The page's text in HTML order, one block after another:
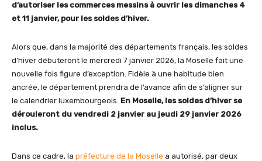
d’autoriser les commerces messins à ouvrir les dimanches 4
et 11 janvier, pour les soldes d’hiver.
Alors que, dans la majorité des départements français, les soldes
d’hiver débuteront le mercredi 7 janvier 2026, la Moselle fait une
nouvelle fois figure d’exception. Fidèle à une habitude bien
ancrée, le département prendra de l’avance afin de s’aligner sur
le calendrier luxembourgeois. En Moselle, les soldes d’hiver se
dérouleront du vendredi 2 janvier au jeudi 29 janvier 2026
inclus.
Dans ce cadre, la préfecture de la Moselle a autorisé, par deux